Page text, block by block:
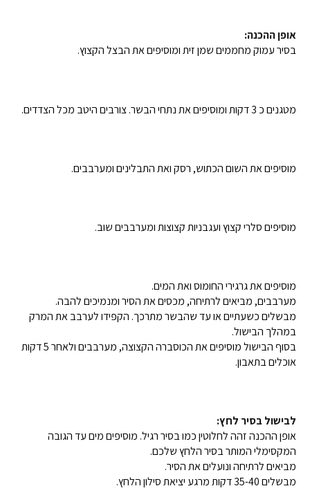
אופן ההכנה:
בסיר עמוק מחממים שמן זית ומוסיפים את הבצל הקצוץ.
מטגנים כ 3 דקות ומוסיפים את נתחי הבשר. צורבים היטב מכל הצדדים.
מוסיפים את השום הכתוש, רסק ואת התבלינים ומערבבים.
מוסיפים סלרי קצוץ ועגבניות קצוצות ומערבבים שוב.
מוסיפים את גרגירי החומוס ואת המים.
מערבבים, מביאים לרתיחה, מכסים את הסיר ומנמיכים להבה.
מבשלים כשעתיים או עד שהבשר מתרכך. הקפידו לערבב את המרק
במהלך הבישול.
בסוף הבישול מוסיפים את הכוסברה הקצוצה, מערבבים ולאחר 5 דקות
אוכלים בתאבון.
לבישול בסיר לחץ:
אופן ההכנה זהה לחלוטין כמו בסיר רגיל. מוסיפים מים עד הגובה
המקסימלי המותר בסיר הלחץ שלכם.
מביאים לרתיחה ונועלים את הסיר.
מבשלים 35-40 דקות מרגע יציאת סילון הלחץ.